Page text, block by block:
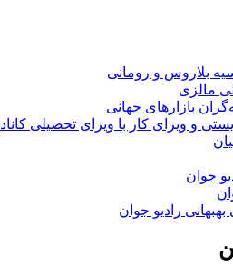
بلاروس و رومانی
مالزی
بازارهای جهانی
و ویزای کار با ویزای تحصیلی کانادا
جوان
بهبهانی رادیو جوان